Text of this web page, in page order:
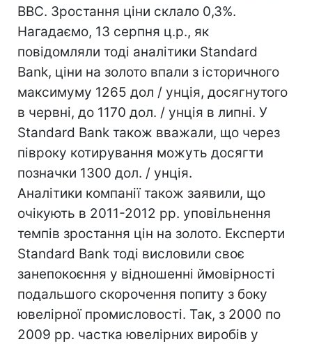
ВВС. Зростання ціни склало 0,3%.
Нагадаємо, 13 серпня ц.р., як
повідомляли тоді аналітики Standard
Bank, ціни на золото впали з історичного
максимуму 1265 дол / унція, досягнутого
в червні, до 1170 дол. / унція в липні. У
Standard Bank також вважали, що через
півроку котирування можуть досягти
позначки 1300 дол. / унція.
Аналітики компанії також заявили, що
очікують в 2011-2012 рр. уповільнення
темпів зростання цін на золото. Експерти
Standard Bank тоді висловили своє
занепокоєння у відношенні ймовірності
подальшого скорочення попиту з боку
ювелірної промисловості. Так, з 2000 по
2009 рр. частка ювелірних виробів у